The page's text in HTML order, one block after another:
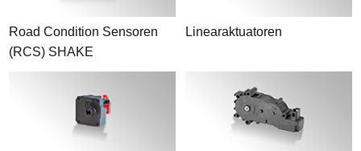
Road Condition Sensoren
(RCS) SHAKE
Linearaktuatoren